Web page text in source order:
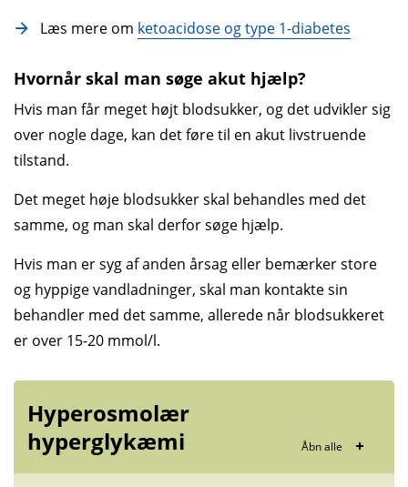
Læs mere om ketoacidose og type 1-diabetes
Hvornår skal man søge akut hjælp?
Hvis man får meget højt blodsukker, og det udvikler sig
over nogle dage, kan det føre til en akut livstruende
tilstand.
Det meget høje blodsukker skal behandles med det
samme, og man skal derfor søge hjælp.
Hvis man er syg af anden årsag eller bemærker store
og hyppige vandladninger, skal man kontakte sin
behandler med det samme, allerede når blodsukkeret
er over 15-20 mmol/l.
Hyperosmolær
hyperglykæmi
Åbn alle